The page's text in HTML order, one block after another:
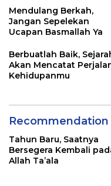
Mendulang Berkah,
Jangan Sepelekan
Ucapan Basmallah Ya
Berbuatlah Baik,
Akan Mencatat
Kehidupanmu
Recommendation
Tahun Baru, Saatnya
Bersegera Kembali
Allah Ta’ala